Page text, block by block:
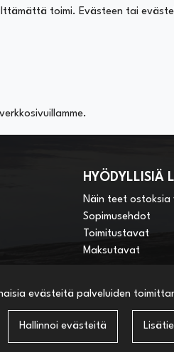
evästeitä palveluiden
Hallinnoi evästeitä
toimi. Evästeen tai
HYÖDYLLISIÄ
Näin teet ostoksia
Sopimusehdot
Toimitustavat
Maksutavat